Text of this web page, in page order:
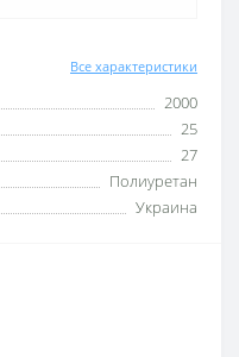
Все характеристики
2000
25
27
Полиуретан
Украина